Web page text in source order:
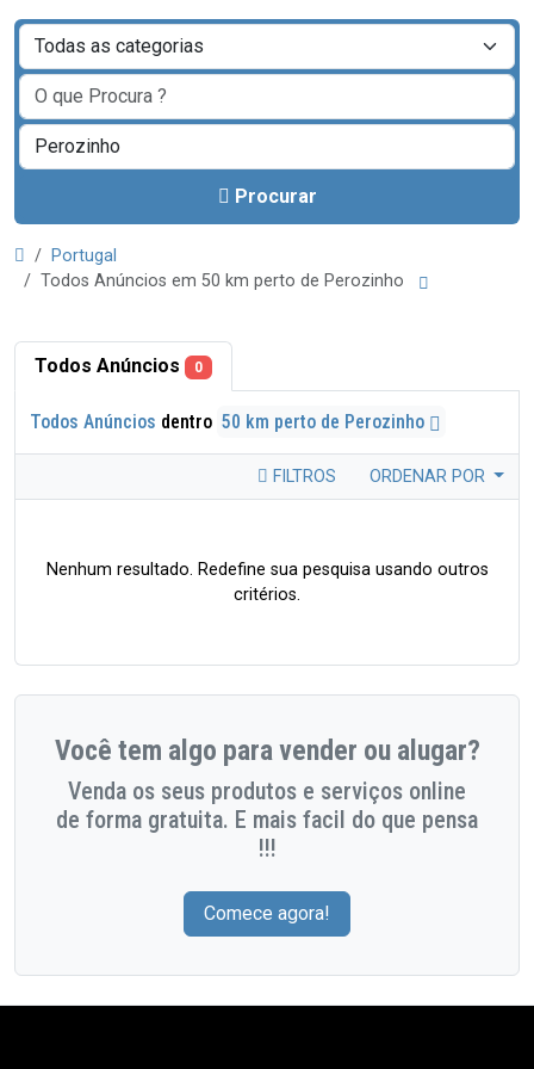
Procurar
Portugal
Todos Anúncios em 50 km perto de Perozinho
Todos Anúncios 0
Todos Anúncios dentro 50 km perto de Perozinho
FILTROS ORDENAR POR
Nenhum resultado. Redefine sua pesquisa usando outros
critérios.
Você tem algo para vender ou alugar?
Venda os seus produtos e serviços online
de forma gratuita. E mais facil do que pensa
!!!
Comece agora!